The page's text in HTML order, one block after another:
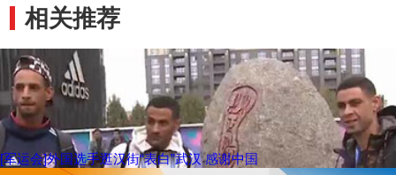
相关推荐
[军运会]外国选手逛汉街“表白”武汉 感谢中国